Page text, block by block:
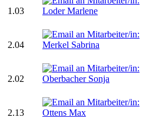
1.03
2.04
2.02
2.13